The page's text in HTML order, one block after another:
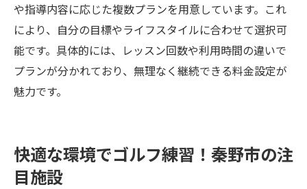
や指導内容に応じた複数プランを用意しています。これ
により、自分の目標やライフスタイルに合わせて選択可
能です。具体的には、レッスン回数や利用時間の違いで
プランが分かれており、無理なく継続できる料金設定が
魅力です。
快適な環境でゴルフ練習！秦野市の注
目施設